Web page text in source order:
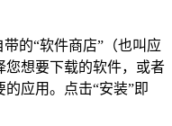
的“软件商店”（也叫应
您想要下载的软件，或者
应用。点击“安装”即